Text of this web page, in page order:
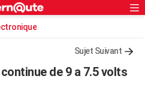
Sujet Suivant
de 9 a 7.5 volts